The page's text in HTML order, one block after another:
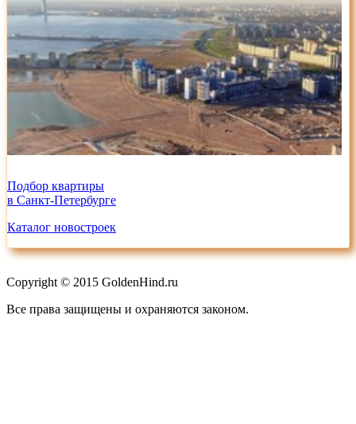
Подбор квартиры
в Санкт-Петербурге
Каталог новостроек
Copyright © 2015 GoldenHind.ru
Все права защищены и охраняются законом.